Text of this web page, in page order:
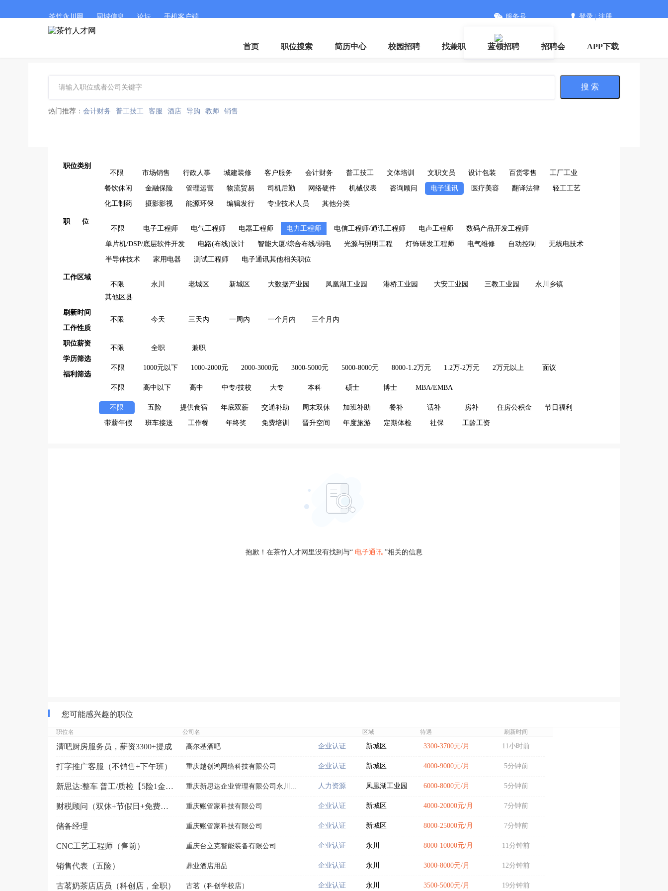
茶竹永川网 同城信息 论坛 手机客户端
微信
服务号 登录|注册
首页 职位搜索 简历中心 校园招聘 找兼职 蓝领招聘 招聘会 APP下载
搜 索
热门推荐： 会计财务 普工技工 客服 酒店 导购 教师 销售
职位类别
不限
市场销售 行政人事 城建装修 客户服务 会计财务 普工技工 文体培训 文职文员 设计包装 百货零售 工厂工业
餐饮休闲 金融保险 管理运营 物流贸易 司机后勤 网络硬件 机械仪表 咨询顾问 电子通讯 医疗美容 翻译法律 轻工工艺
化工制药 摄影影视 能源环保 编辑发行 专业技术人员 其他分类
职 位
不限
电子工程师 电气工程师 电器工程师 电力工程师 电信工程师/通讯工程师 电声工程师 数码产品开发工程师
单片机/DSP/底层软件开发 电路(布线)设计 智能大厦/综合布线/弱电 光源与照明工程 灯饰研发工程师 电气维修 自动控制 无线电技术
半导体技术 家用电器 测试工程师 电子通讯其他相关职位
工作区域
不限
永川 老城区 新城区 大数据产业园 凤凰湖工业园 港桥工业园 大安工业园 三教工业园
永川乡镇
其他区县
刷新时间
不限
今天 三天内 一周内 一个月内
三个月内
工作性质
不限 全职 兼职
职位薪资
不限 1000元以下 1000-2000元 2000-3000元 3000-5000元 5000-8000元 8000-1.2万元 1.2万-2万元 2万元以上 面议
学历筛选
不限 高中以下 高中 中专/技校 大专 本科 硕士 博士 MBA/EMBA
福利筛选
不限 五险 提供食宿 年底双薪 交通补助 周末双休 加班补助 餐补 话补 房补 住房公积金 节日福利
带薪年假 班车接送 工作餐 年终奖 免费培训 晋升空间 年度旅游 定期体检 社保 工龄工资
抱歉！在茶竹人才网里没有找到与“ 电子通讯 ”相关的信息
您可能感兴趣的职位
职位名 公司名 区域 待遇 刷新时间
清吧厨房服务员，薪资3300+提成 高尔基酒吧 企业认证 新城区 3300-3700元/月 11小时前
打字推广客服（不销售+下午班） 重庆越创鸿网络科技有限公司 企业认证 新城区 4000-9000元/月 5分钟前
新思达:整车 普工/质检【5险1金·包食宿·晋升空间... 重庆新思达企业管理有限公司永川... 人力资源 凤凰湖工业园 6000-8000元/月 5分钟前
财税顾问（双休+节假日+免费停车+提成） 重庆账管家科技有限公司 企业认证 新城区 4000-20000元/月 7分钟前
储备经理 重庆账管家科技有限公司 企业认证 新城区 8000-25000元/月 7分钟前
CNC工艺工程师（售前） 重庆台立克智能装备有限公司 企业认证 永川 8000-10000元/月 11分钟前
销售代表（五险） 鼎业酒店用品 企业认证 永川 3000-8000元/月 12分钟前
古茗奶茶店店员（科创店，全职） 古茗（科创学校店） 企业认证 永川 3500-5000元/月 19分钟前